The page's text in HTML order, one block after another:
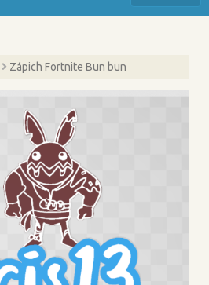
Zápich Fortnite Bun bun